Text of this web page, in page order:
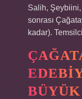
Salih,
sonrası
kadar).